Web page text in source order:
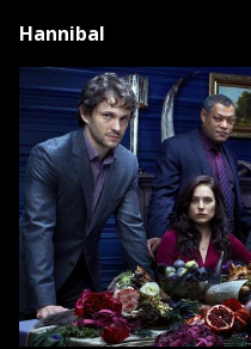
Hannibal